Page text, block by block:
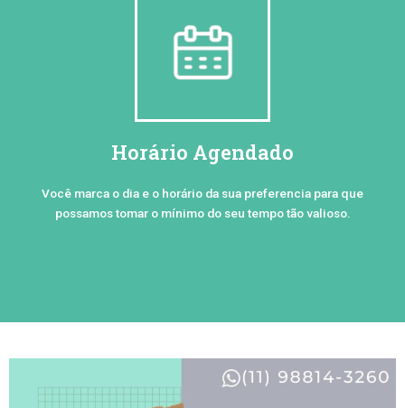
Horário Agendado
Você marca o dia e o horário da sua preferencia para que
possamos tomar o mínimo do seu tempo tão valioso.